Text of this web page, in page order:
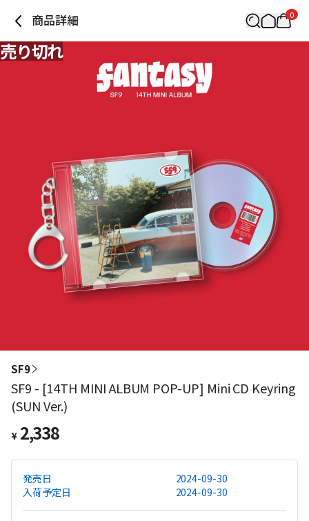
商品詳細 0
売り切れ
SF9
SF9 - [14TH MINI ALBUM POP-UP] Mini CD Keyring
(SUN Ver.)
¥ 2,338
発売日
2024-09-30
入荷予定日
2024-09-30